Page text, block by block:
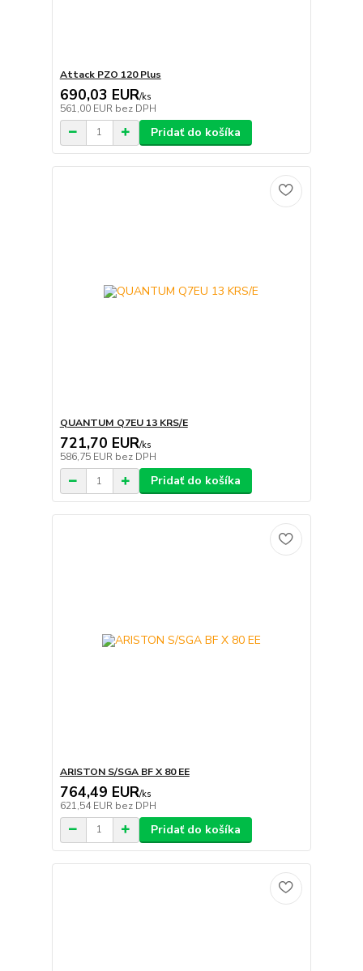
Attack PZO 120 Plus
690,03 EUR/ks
561,00 EUR bez DPH
Pridať do košíka
QUANTUM Q7EU 13 KRS/E
721,70 EUR/ks
586,75 EUR bez DPH
Pridať do košíka
ARISTON S/SGA BF X 80 EE
764,49 EUR/ks
621,54 EUR bez DPH
Pridať do košíka